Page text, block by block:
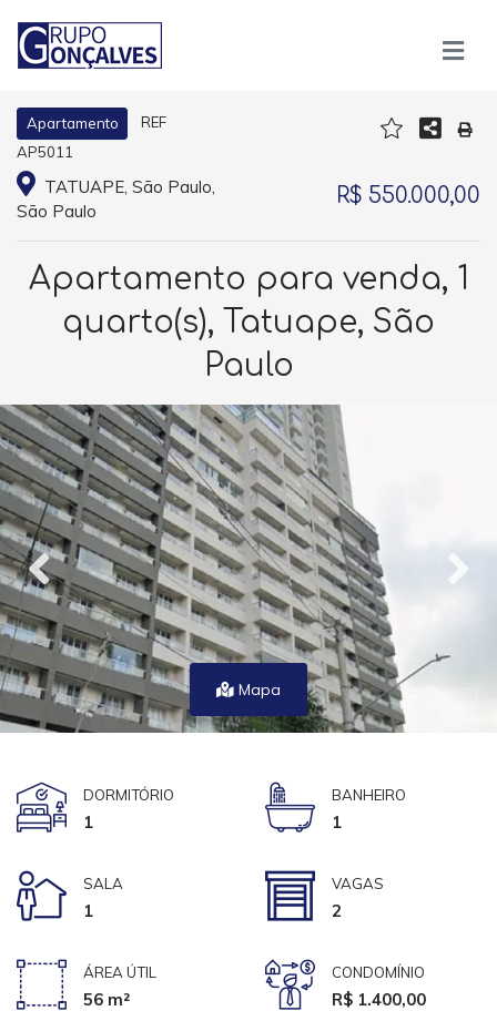
Apartamento
REF
AP5011
TATUAPE, São Paulo,
São Paulo
R$ 550.000,00
Apartamento para venda, 1
quarto(s), Tatuape, São
Paulo
Mapa
DORMITÓRIO
1
BANHEIRO
1
SALA
1
VAGAS
2
ÁREA ÚTIL
56 m²
CONDOMÍNIO
R$ 1.400,00